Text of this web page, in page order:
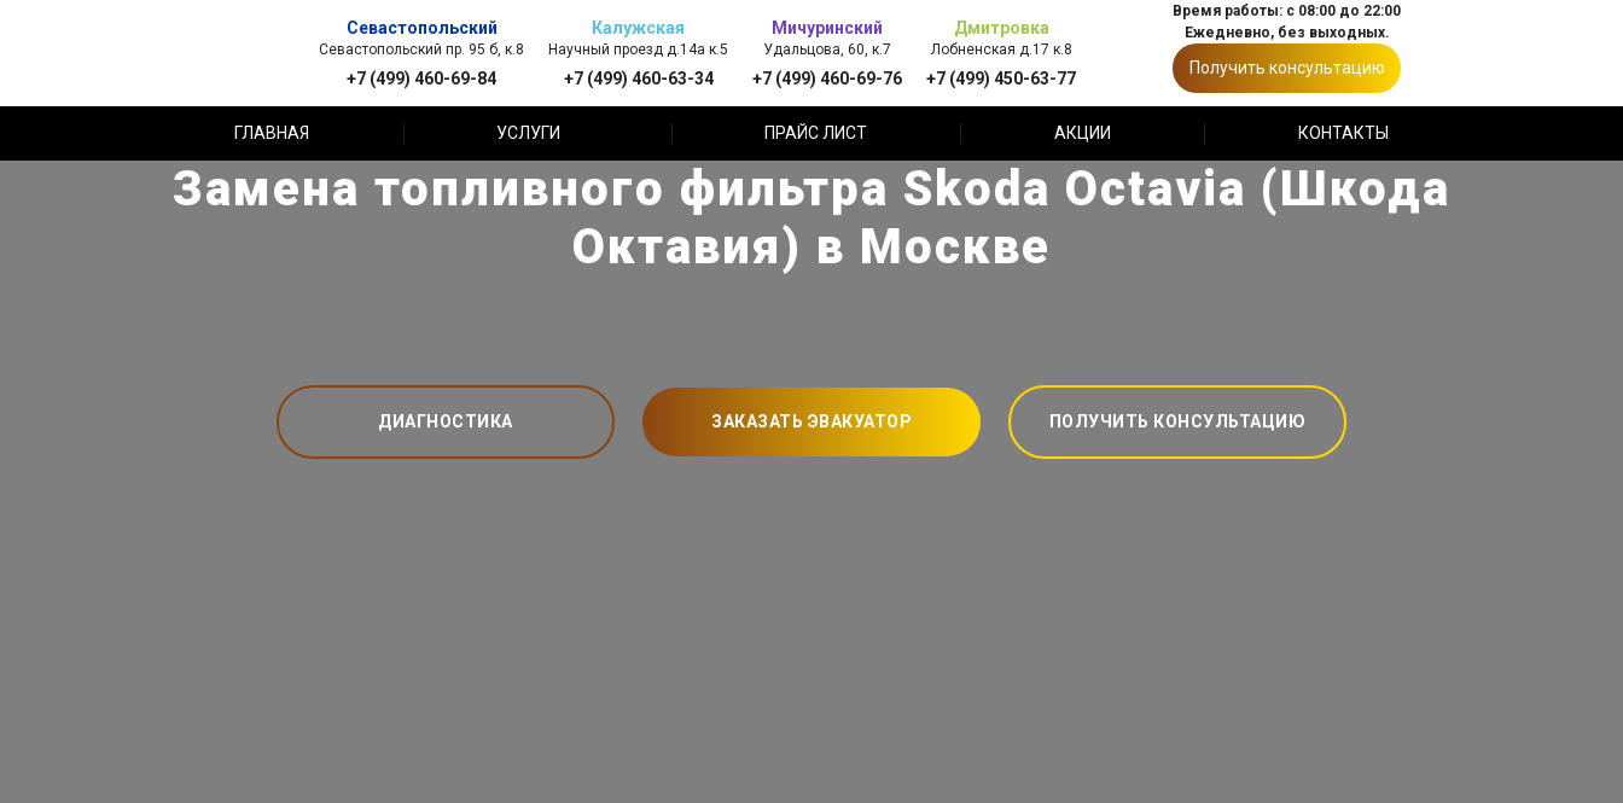
Севастопольский
Севастопольский пр. 95 б, к.8
+7 (499) 460-69-84
Калужская
Научный проезд д.14а к.5
+7 (499) 460-63-34
Мичуринский
Удальцова, 60, к.7
+7 (499) 460-69-76
Дмитровка
Лобненская д.17 к.8
+7 (499) 450-63-77
Время работы: с 08:00 до 22:00
Ежедневно, без выходных.
Получить консультацию
ГЛАВНАЯ УСЛУГИ ПРАЙС ЛИСТ АКЦИИ КОНТАКТЫ
Замена топливного фильтра Skoda Octavia (Шкода
Октавия) в Москве
ДИАГНОСТИКА ЗАКАЗАТЬ ЭВАКУАТОР ПОЛУЧИТЬ КОНСУЛЬТАЦИЮ